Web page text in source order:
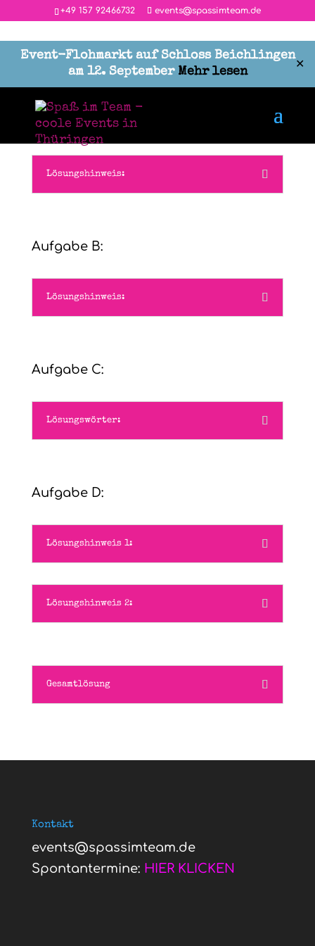
‭+49 157 92466732 events@spassimteam.de
Event-Flohmarkt auf Schloss Beichlingen
am 12. September Mehr lesen ✕
Aufgabe A
Lösungshinweis:
Aufgabe B:
Lösungshinweis:
Aufgabe C:
Lösungswörter:
Aufgabe D:
Lösungshinweis 1:
Lösungshinweis 2:
Gesamtlösung
Kontakt
events@spassimteam.de
Spontantermine: HIER KLICKEN